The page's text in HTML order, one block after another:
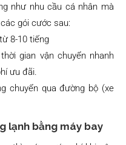
như nhu cầu cá nhân mà
gói cước sau:
8-10 tiếng
gian vận chuyển nhanh
ưu đãi.
chuyển qua đường bộ (xe
lạnh bằng máy bay